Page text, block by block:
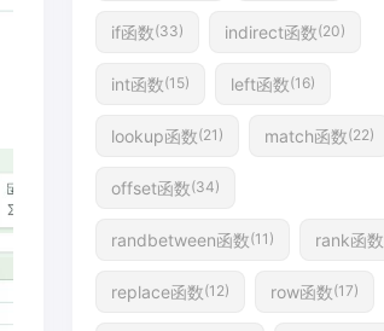
if函数(33) indirect函数(20)
int函数(15) left函数(16)
lookup函数(21) match函数(22)
offset函数(34)
randbetween函数(11) rank函数
replace函数(12) row函数(17)